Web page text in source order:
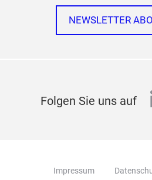
NEWSLETTER
Folgen Sie uns auf
Impressum